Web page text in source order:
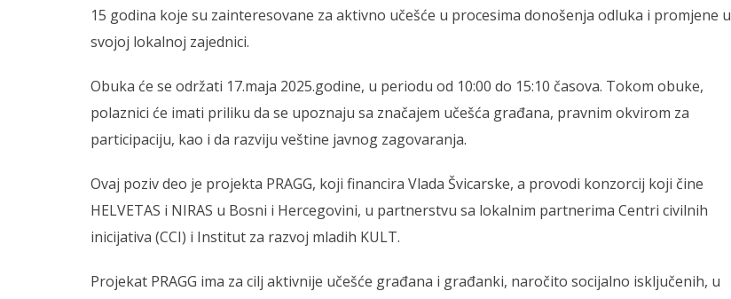
15 godina koje su zainteresovane za aktivno učešće u procesima donošenja odluka i promjene u
svojoj lokalnoj zajednici.
Obuka će se održati 17.maja 2025.godine, u periodu od 10:00 do 15:10 časova. Tokom obuke,
polaznici će imati priliku da se upoznaju sa značajem učešća građana, pravnim okvirom za
participaciju, kao i da razviju veštine javnog zagovaranja.
Ovaj poziv deo je projekta PRAGG, koji financira Vlada Švicarske, a provodi konzorcij koji čine
HELVETAS i NIRAS u Bosni i Hercegovini, u partnerstvu sa lokalnim partnerima Centri civilnih
inicijativa (CCI) i Institut za razvoj mladih KULT.
Projekat PRAGG ima za cilj aktivnije učešće građana i građanki, naročito socijalno isključenih, u